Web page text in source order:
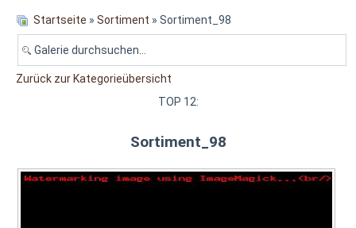
Startseite » Sortiment » Sortiment_98
Zurück zur Kategorieübersicht
TOP 12:
Sortiment_98